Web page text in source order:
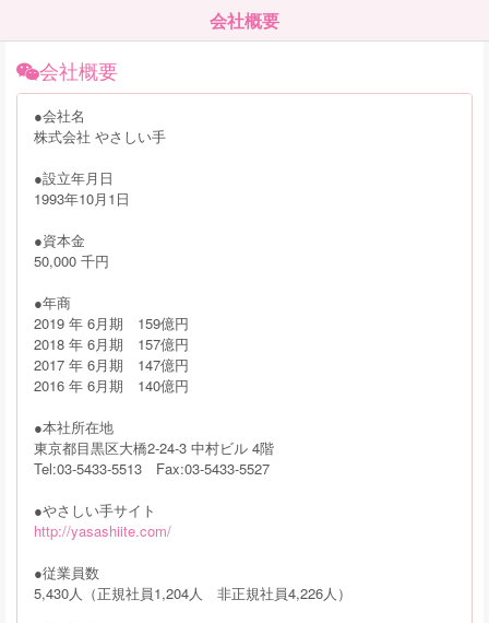
会社概要
会社概要
●会社名
株式会社 やさしい手
●設立年月日
1993年10月1日
●資本金
50,000 千円
●年商
2019 年 6月期 159億円
2018 年 6月期 157億円
2017 年 6月期 147億円
2016 年 6月期 140億円
●本社所在地
東京都目黒区大橋2-24-3 中村ビル 4階
Tel:03-5433-5513 Fax:03-5433-5527
●やさしい手サイト
http://yasashiite.com/
●従業員数
5,430人（正規社員1,204人 非正規社員4,226人）